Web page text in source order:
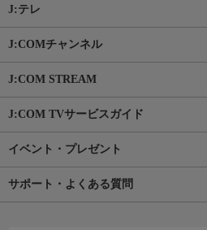
J:テレ
J:COMチャンネル
J:COM STREAM
J:COM TVサービスガイド
イベント・プレゼント
サポート・よくある質問